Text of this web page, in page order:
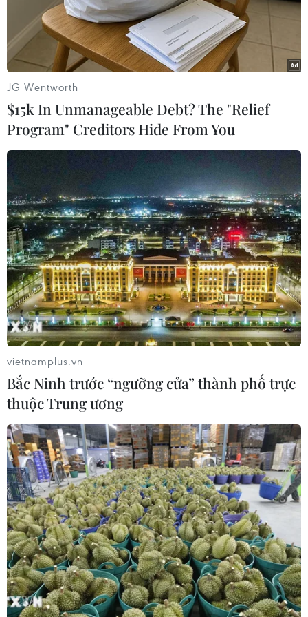
Cả 3 hồ thủy điện ở Bình Phước xả lũ, cảnh
báo ngập vùng hạ du
23/10/2021 15:01
Với việc các hồ chứa thủy điện Cần Đơn, Thác Mơ và
Srok Phu Miêng xả lũ, cộng với nước trên sông Bé lên
cao do ảnh hưởng bởi mưa lớn làm tăng nguy cơ ngập
lụt ở những vùng hạ du.
Điều chỉnh vận hành thủy điện Hòa Bình,
JG Wentworth
$15k In Unmanageable Debt? The "Relief
Program" Creditors Hide From You
vietnamplus.vn
Bắc Ninh trước “ngưỡng cửa” thành phố trực
thuộc Trung ương